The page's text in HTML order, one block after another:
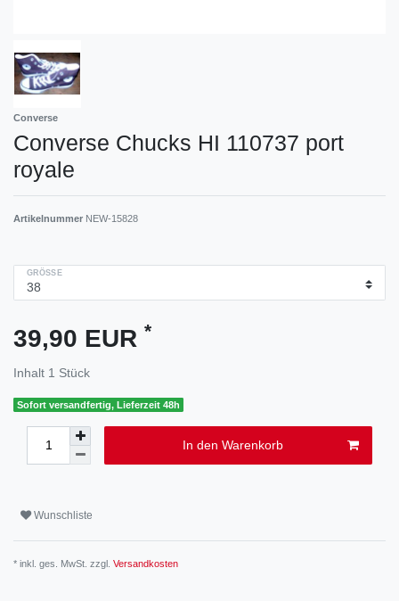
Converse
Converse Chucks HI 110737 port
royale
Artikelnummer NEW-15828
GRÖSSE
39,90 EUR *
Inhalt 1 Stück
Sofort versandfertig, Lieferzeit 48h
In den Warenkorb
Wunschliste
* inkl. ges. MwSt. zzgl. Versandkosten